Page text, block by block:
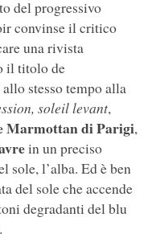
del progressivo
convinse il critico
una rivista
il titolo de
stesso tempo alla
soleil levant,
Marmottan di Parigi,
in un preciso
sole, l’alba. Ed è ben
del sole che accende
degradanti del blu